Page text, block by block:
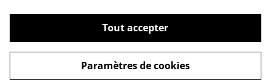
©2026L'Atelier de Louise
powered by
Tout accepter
Paramètres de cookies